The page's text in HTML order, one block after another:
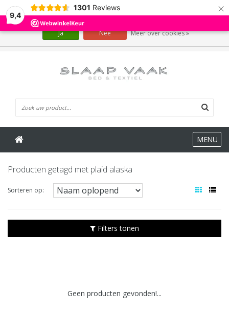
9,4
1301 Reviews ×
MENU
Producten getagd met plaid alaska
Sorteren op:
Filters tonen
Geen producten gevonden!...
Wij slaan cookies op om onze website te verbeteren. Is dat akkoord?
Ja Nee Meer over cookies »